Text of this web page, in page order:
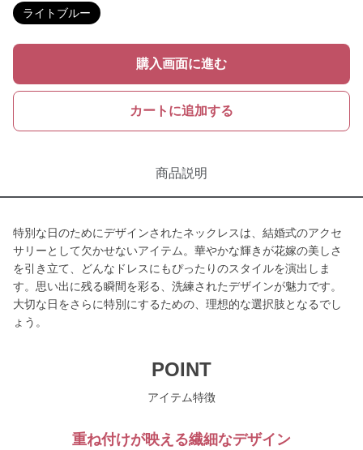
ライトブルー
購入画面に進む
カートに追加する
商品説明
特別な日のためにデザインされたネックレスは、結婚式のアクセ
サリーとして欠かせないアイテム。華やかな輝きが花嫁の美しさ
を引き立て、どんなドレスにもぴったりのスタイルを演出しま
す。思い出に残る瞬間を彩る、洗練されたデザインが魅力です。
大切な日をさらに特別にするための、理想的な選択肢となるでし
ょう。
POINT
アイテム特徴
重ね付けが映える繊細なデザイン